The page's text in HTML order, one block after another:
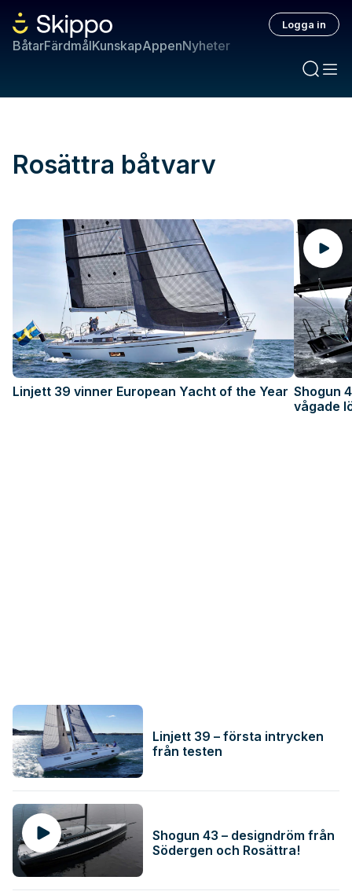
BåtarFärdmålKunskapAppenNyheter
Logga in
Rosättra båtvarv
Linjett 39 vinner European Yacht of the Year Shogun
vågade
Linjett 39 – första intrycken
från testen
Shogun 43 – designdröm från
Södergen och Rosättra!